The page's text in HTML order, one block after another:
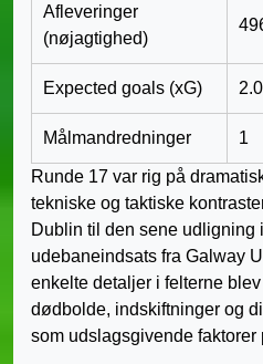
Afleveringer
(nøjagtighed)
Expected goals (xG)
Målmandredninger 1
Runde 17 var rig på
tekniske og taktiske
Dublin til den sene udligning
udebaneindsats fra Galway
enkelte detaljer i felterne
dødbolde, indskiftninger og
som udslagsgivende